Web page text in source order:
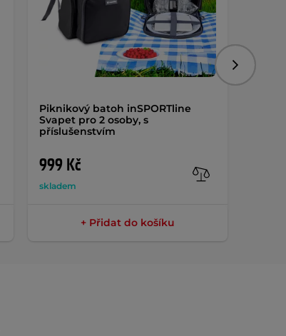
Piknikový batoh inSPORTline
Svapet pro 2 osoby, s
příslušenstvím
999 Kč
skladem
+ Přidat do košíku